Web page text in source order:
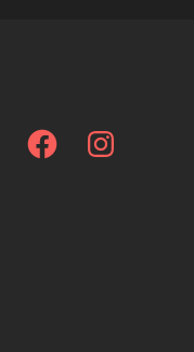
FacebookInstagram